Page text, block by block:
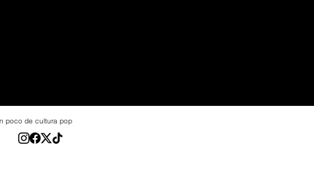
poco de cultura pop